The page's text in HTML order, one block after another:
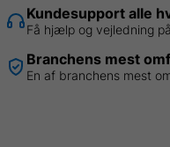
antal
Kundesupport alle
Få hjælp og vejledning
Branchens mest
En af branchens mest